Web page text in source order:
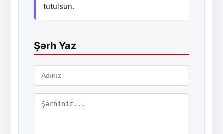
tutulsun.
Şərh Yaz